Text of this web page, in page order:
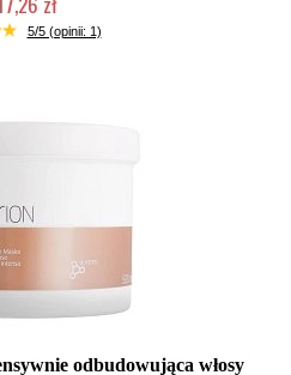
(wysyłka w 24h)
5/5 (opinii: 1)
odbudowująca włosy